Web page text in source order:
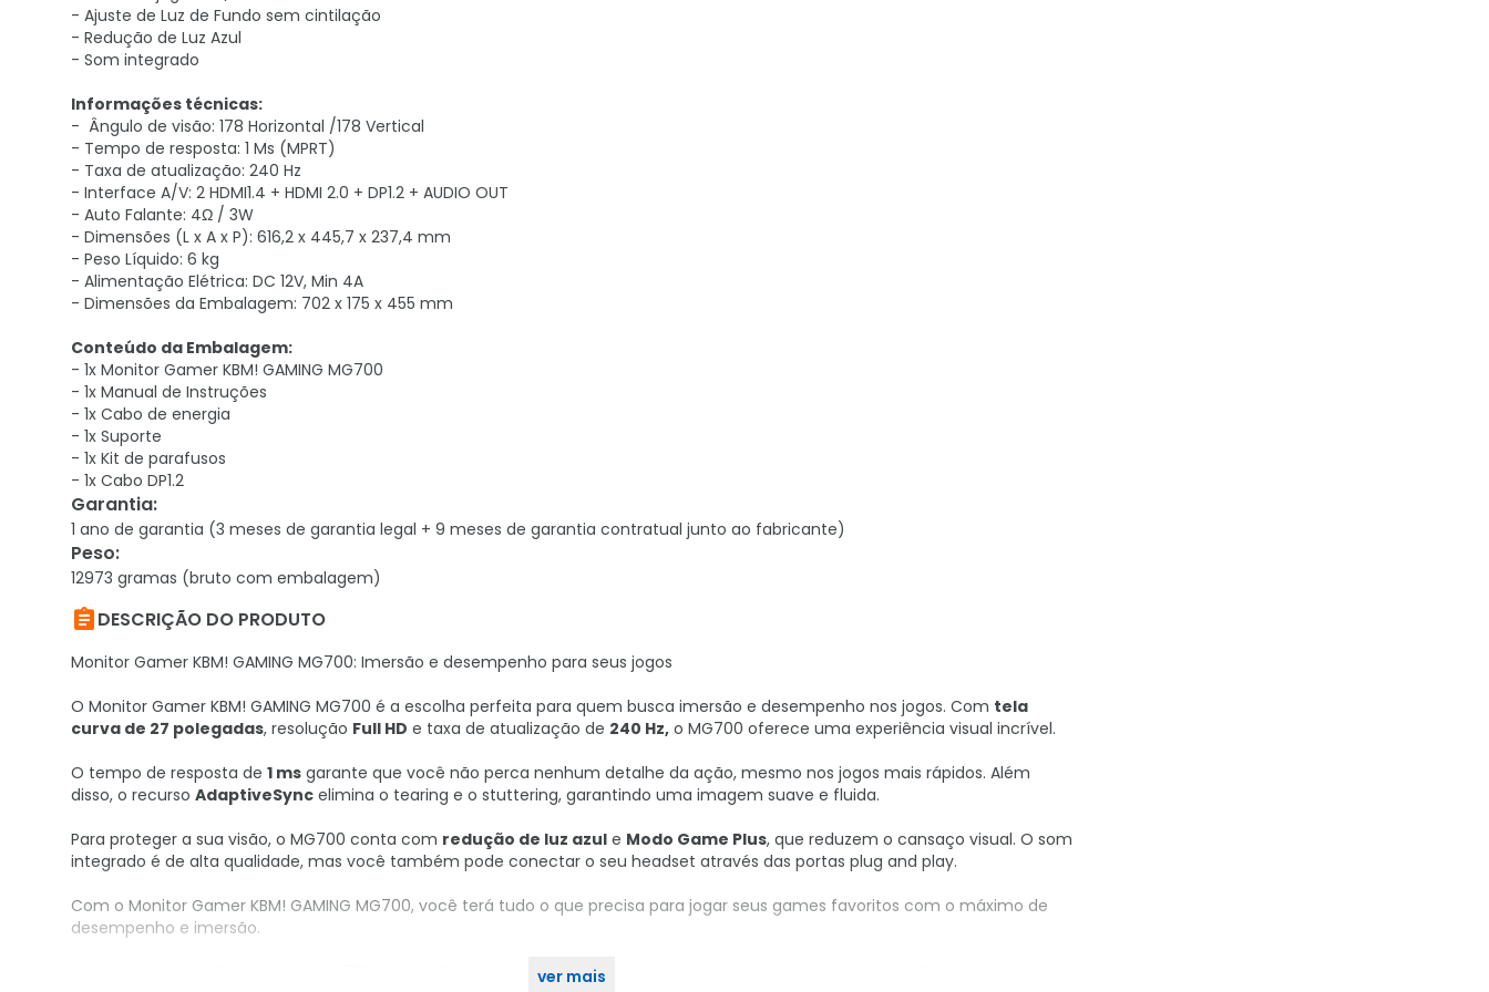
- Ajuste de Luz de Fundo sem cintilação
- Redução de Luz Azul
- Som integrado
Informações técnicas:
- Ângulo de visão: 178 Horizontal /178 Vertical
- Tempo de resposta: 1 Ms (MPRT)
- Taxa de atualização: 240 Hz
- Interface A/V: 2 HDMI1.4 + HDMI 2.0 + DP1.2 + AUDIO OUT
- Auto Falante: 4Ω / 3W
- Dimensões (L x A x P): 616,2 x 445,7 x 237,4 mm
- Peso Líquido: 6 kg
- Alimentação Elétrica: DC 12V, Min 4A
- Dimensões da Embalagem: 702 x 175 x 455 mm
Conteúdo da Embalagem:
- 1x Monitor Gamer KBM! GAMING MG700
- 1x Manual de Instruções
- 1x Cabo de energia
- 1x Suporte
- 1x Kit de parafusos
- 1x Cabo DP1.2
Garantia:
1 ano de garantia (3 meses de garantia legal + 9 meses de garantia contratual junto ao fabricante)
Peso:
12973 gramas (bruto com embalagem)
DESCRIÇÃO DO PRODUTO
Monitor Gamer KBM! GAMING MG700: Imersão e desempenho para seus jogos
O Monitor Gamer KBM! GAMING MG700 é a escolha perfeita para quem busca imersão e desempenho nos jogos. Com tela
curva de 27 polegadas, resolução Full HD e taxa de atualização de 240 Hz, o MG700 oferece uma experiência visual incrível.
O tempo de resposta de 1 ms garante que você não perca nenhum detalhe da ação, mesmo nos jogos mais rápidos. Além
disso, o recurso AdaptiveSync elimina o tearing e o stuttering, garantindo uma imagem suave e fluida.
Para proteger a sua visão, o MG700 conta com redução de luz azul e Modo Game Plus, que reduzem o cansaço visual. O som
integrado é de alta qualidade, mas você também pode conectar o seu headset através das portas plug and play.
Com o Monitor Gamer KBM! GAMING MG700, você terá tudo o que precisa para jogar seus games favoritos com o máximo de
desempenho e imersão.
O Monitor Gamer KBM! GAMING MG700 é a escolha perfeita para quem busca um monitor gamer de alta qualidade. Com
ver mais